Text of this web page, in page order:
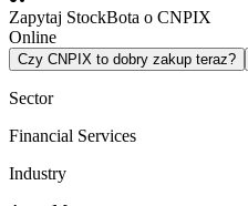
Zapytaj StockBota o CNPIX
Online
Czy CNPIX to dobry zakup teraz?
Sector
Financial Services
Industry